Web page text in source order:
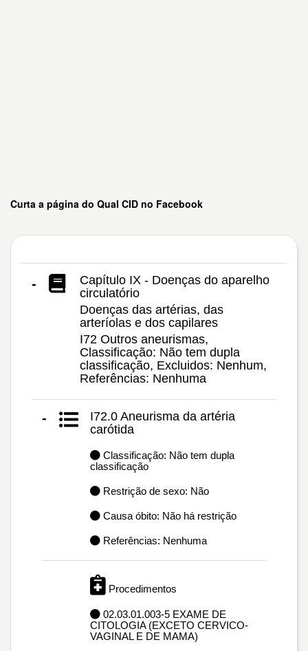
Curta a página do Qual CID no Facebook
-
Capítulo IX - Doenças do aparelho
circulatório
Doenças das artérias, das
arteríolas e dos capilares
I72 Outros aneurismas,
Classificação: Não tem dupla
classificação, Excluidos: Nenhum,
Referências: Nenhuma
-
I72.0 Aneurisma da artéria
carótida
Classificação: Não tem dupla
classificação
Restrição de sexo: Não
Causa óbito: Não há restrição
Referências: Nenhuma
Procedimentos
02.03.01.003-5 EXAME DE
CITOLOGIA (EXCETO CERVICO-
VAGINAL E DE MAMA)